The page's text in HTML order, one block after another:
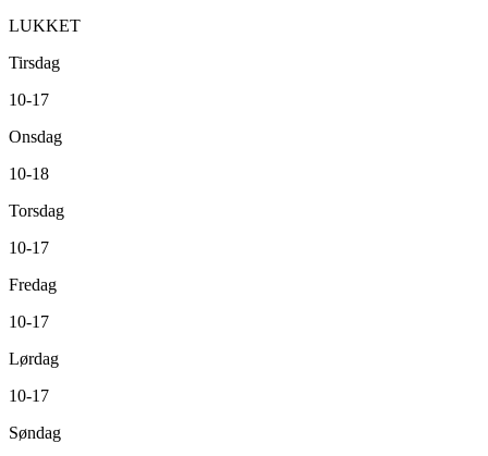
LUKKET
Tirsdag
10-17
Onsdag
10-18
Torsdag
10-17
Fredag
10-17
Lørdag
10-17
Søndag